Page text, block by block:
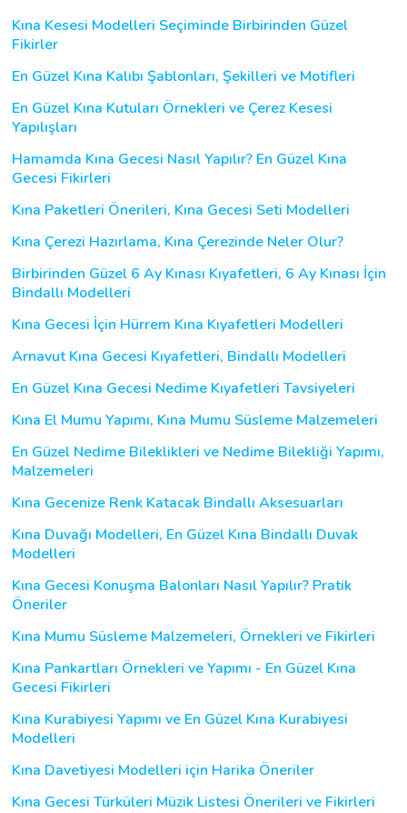
Kına Kesesi Modelleri Seçiminde Birbirinden Güzel
Fikirler
En Güzel Kına Kalıbı Şablonları, Şekilleri ve Motifleri
En Güzel Kına Kutuları Örnekleri ve Çerez Kesesi
Yapılışları
Hamamda Kına Gecesi Nasıl Yapılır? En Güzel Kına
Gecesi Fikirleri
Kına Paketleri Önerileri, Kına Gecesi Seti Modelleri
Kına Çerezi Hazırlama, Kına Çerezinde Neler Olur?
Birbirinden Güzel 6 Ay Kınası Kıyafetleri, 6 Ay Kınası İçin
Bindallı Modelleri
Kına Gecesi İçin Hürrem Kına Kıyafetleri Modelleri
Arnavut Kına Gecesi Kıyafetleri, Bindallı Modelleri
En Güzel Kına Gecesi Nedime Kıyafetleri Tavsiyeleri
Kına El Mumu Yapımı, Kına Mumu Süsleme Malzemeleri
En Güzel Nedime Bileklikleri ve Nedime Bilekliği Yapımı,
Malzemeleri
Kına Gecenize Renk Katacak Bindallı Aksesuarları
Kına Duvağı Modelleri, En Güzel Kına Bindallı Duvak
Modelleri
Kına Gecesi Konuşma Balonları Nasıl Yapılır? Pratik
Öneriler
Kına Mumu Süsleme Malzemeleri, Örnekleri ve Fikirleri
Kına Pankartları Örnekleri ve Yapımı - En Güzel Kına
Gecesi Fikirleri
Kına Kurabiyesi Yapımı ve En Güzel Kına Kurabiyesi
Modelleri
Kına Davetiyesi Modelleri için Harika Öneriler
Kına Gecesi Türküleri Müzik Listesi Önerileri ve Fikirleri